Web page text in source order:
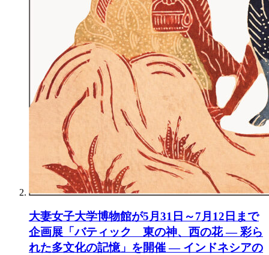
大妻女子大学博物館が5月31日～7月12日まで
企画展「バティック 東の神、西の花 ― 彩ら
れた多文化の記憶」を開催 ― インドネシアの